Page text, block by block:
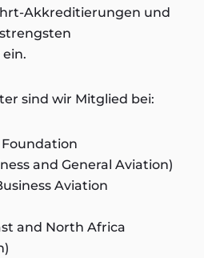
Akkreditierungen und
sind wir Mitglied bei:
and General Aviation)
Aviation
and North Africa